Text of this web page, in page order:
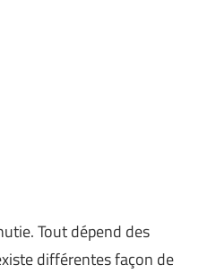
Tout dépend des
différentes façon de